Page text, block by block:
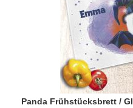
Panda Frühstücksbrett /